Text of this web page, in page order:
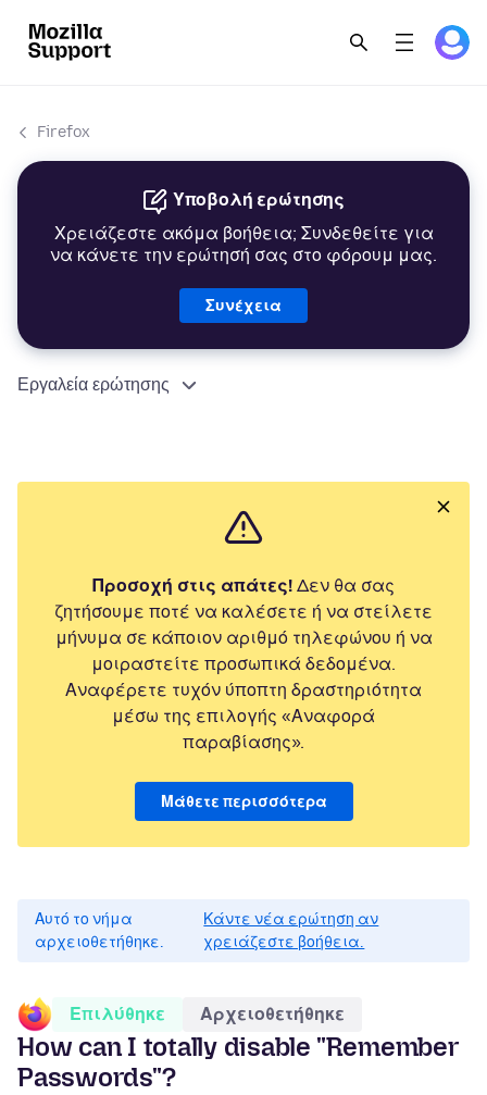
Firefox
Υποβολή ερώτησης
Χρειάζεστε ακόμα βοήθεια; Συνδεθείτε για
να κάνετε την ερώτησή σας στο φόρουμ μας.
Συνέχεια
Εργαλεία ερώτησης
Προσοχή στις απάτες! Δεν θα σας
ζητήσουμε ποτέ να καλέσετε ή να στείλετε
μήνυμα σε κάποιον αριθμό τηλεφώνου ή να
μοιραστείτε προσωπικά δεδομένα.
Αναφέρετε τυχόν ύποπτη δραστηριότητα
μέσω της επιλογής «Αναφορά
παραβίασης».
Μάθετε περισσότερα
Αυτό το νήμα
αρχειοθετήθηκε.
Κάντε νέα ερώτηση αν
χρειάζεστε βοήθεια.
Επιλύθηκε Αρχειοθετήθηκε
How can I totally disable "Remember
Passwords"?